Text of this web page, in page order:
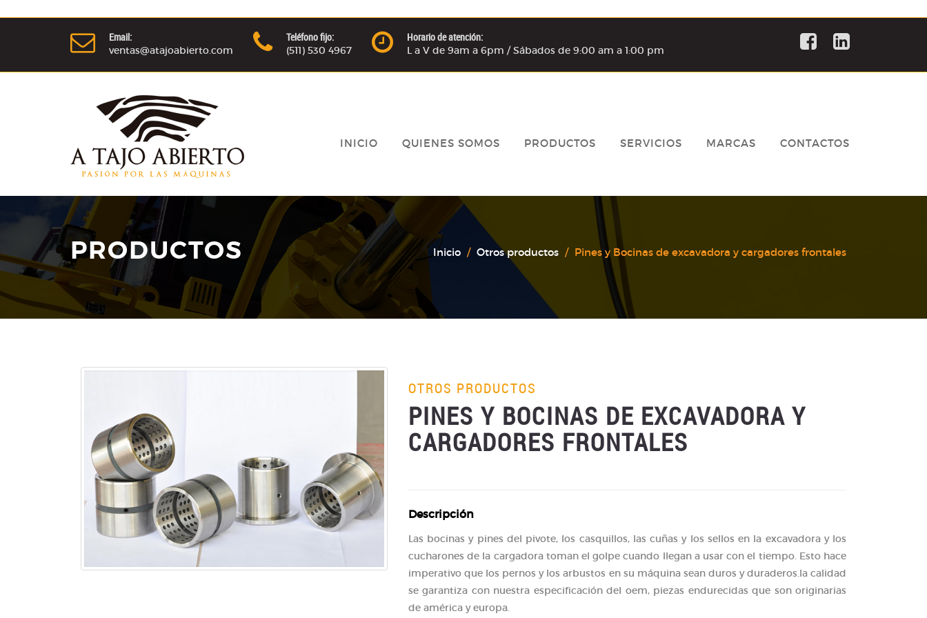
Email:
ventas@atajoabierto.com
Teléfono fijo:
(511) 530 4967
Horario de atención:
L a V de 9am a 6pm / Sábados de 9:00 am a 1:00 pm
INICIO QUIENES SOMOS PRODUCTOS SERVICIOS MARCAS CONTACTOS
PRODUCTOS Inicio Otros productos Pines y Bocinas de excavadora y cargadores frontales
OTROS PRODUCTOS
PINES Y BOCINAS DE EXCAVADORA Y
CARGADORES FRONTALES
Descripción
Las bocinas y pines del pivote, los casquillos, las cuñas y los sellos en la excavadora y los
cucharones de la cargadora toman el golpe cuando llegan a usar con el tiempo. Esto hace
imperativo que los pernos y los arbustos en su máquina sean duros y duraderos.la calidad
se garantiza con nuestra especificación del oem, piezas endurecidas que son originarias
de américa y europa.